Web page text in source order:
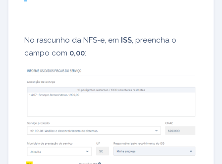
No rascunho da NFS-e, em ISS , preencha o
campo com 0,00: